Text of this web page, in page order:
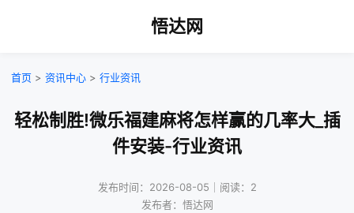
悟达网
首页 > 资讯中心 > 行业资讯
轻松制胜!微乐福建麻将怎样赢的几率大_插
件安装-行业资讯
发布时间：2026-08-05｜阅读：2
发布者：悟达网